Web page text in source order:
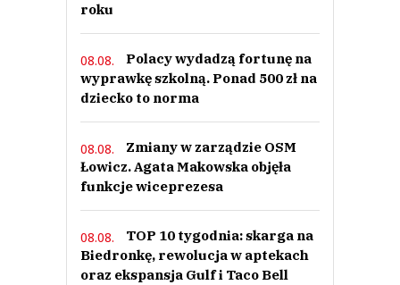
DwajMenorowcy
POZDRAWIAM WSZYSTKICH MIŁOŚNIKÓW janusza palikota i jakuba
wojewódzkiego też :D
DwajMenorowcy
Odpowiedz
0
0
roku
08.08.
Polacy wydadzą fortunę na
wyprawkę szkolną. Ponad 500 zł na
dziecko to norma
08.08.
Zmiany w zarządzie OSM
Łowicz. Agata Makowska objęła
funkcje wiceprezesa
08.08.
TOP 10 tygodnia: skarga na
Biedronkę, rewolucja w aptekach
oraz ekspansja Gulf i Taco Bell